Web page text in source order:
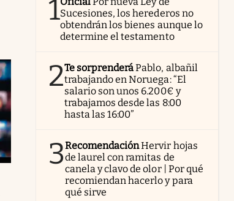
1Sucesiones, los herederos no
obtendrán los bienes aunque lo
determine el testamento
2Te sorprenderáPablo, albañil
trabajando en Noruega: “El
salario son unos 6.200€ y
trabajamos desde las 8:00
hasta las 16:00”
3RecomendaciónHervir hojas
de laurel con ramitas de
canela y clavo de olor | Por qué
recomiendan hacerlo y para
qué sirve